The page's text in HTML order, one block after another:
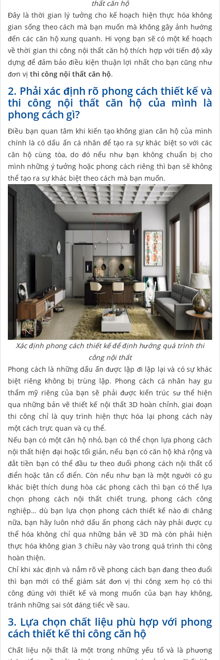
thất căn hộ
Đây là thời gian lý tưởng cho kế hoạch hiện thực hóa không
gian sống theo cách mà bạn muốn mà không gây ảnh hướng
đến các căn hộ xung quanh. Hi vọng bạn sẽ có một kế hoạch
về thời gian thi công nội thất căn hộ thích hợp với tiến độ xây
dựng để đảm bảo điều kiện thuận lợi nhất cho bạn cũng như
đơn vị thi công nội thất căn hộ.
2. Phải xác định rõ phong cách thiết kế và
thi công nội thất căn hộ của mình là
phong cách gì?
Điều bạn quan tâm khi kiến tạo không gian căn hộ của mình
chính là có dấu ấn cá nhân để tạo ra sự khác biệt so với các
căn hộ cùng tòa, do đó nếu như bạn không chuẩn bị cho
mình những ý tưởng hoặc phong cách riêng thì bạn sẽ không
thể tạo ra sự khác biệt theo cách mà bạn muốn.
Xác định phong cách thiết kế để định hướng quá trình thi
công nội thất
Phong cách là những dấu ấn được lặp đi lặp lại và có sự khác
biệt riêng không bị trùng lặp. Phong cách cá nhân hay gu
thẩm mỹ riêng của bạn sẽ phải được kiến trúc sư thể hiện
qua những bản vẽ thiết kế nội thất 3D hoàn chỉnh, giai đoạn
thi công chỉ là quy trình hiện thực hóa lại phong cách này
một cách trực quan và cụ thể.
Nếu bạn có một căn hộ nhỏ, bạn có thể chọn lựa phong cách
nội thất hiện đại hoặc tối giản, nếu bạn có căn hộ khá rộng và
đắt tiền bạn có thể đầu tư theo đuổi phong cách nội thất cổ
điển hoặc tân cổ điển. Còn nếu như bạn là một người có gu
khác biệt thích dung hòa các phong cách thì bạn có thể lựa
chọn phong cách nội thất chiết trung, phong cách công
nghiệp… dù bạn lựa chọn phong cách thiết kế nào đi chăng
nữa, bạn hãy luôn nhớ dấu ấn phong cách này phải được cụ
thể hóa không chỉ qua những bản vẽ 3D mà còn phải hiện
thực hóa không gian 3 chiều này vào trong quá trình thi công
hoàn thiện.
Chỉ khi xác định và nắm rõ về phong cách bạn đang theo đuổi
thì bạn mới có thể giám sát đơn vị thi công xem họ có thi
công đúng với thiết kế và mong muốn của bạn hay không,
tránh những sai sót đáng tiếc về sau.
3. Lựa chọn chất liệu phù hợp với phong
cách thiết kế thi công căn hộ
Chất liệu nội thất là một trong những yếu tố và là phương